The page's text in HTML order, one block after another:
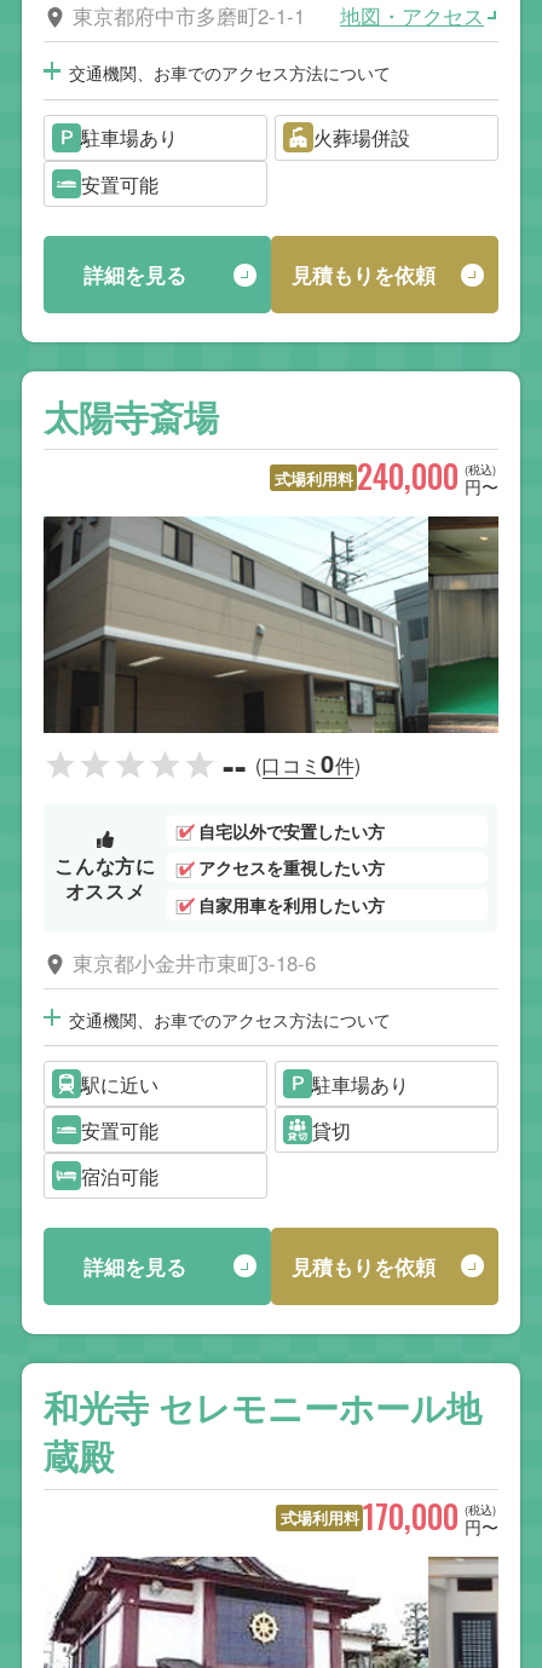
東京都府中市多磨町2-1-1 地図・アクセス
交通機関、お車でのアクセス方法について
駐車場あり
火葬場併設
安置可能
詳細を見る 見積もりを依頼
太陽寺斎場
式場利用料 (税込)
240,000 円〜
-- (口コミ0件)
こんな方に
オススメ
自宅以外で安置したい方
アクセスを重視したい方
自家用車を利用したい方
東京都小金井市東町3-18-6
交通機関、お車でのアクセス方法について
駅に近い
駐車場あり
安置可能
貸切
宿泊可能
詳細を見る 見積もりを依頼
和光寺 セレモニーホール地
蔵殿
式場利用料 (税込)
170,000 円〜